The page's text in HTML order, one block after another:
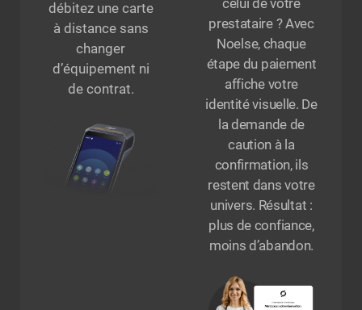
débitez une carte
à distance sans
changer
d’équipement ni
de contrat.
prestataire ? Avec
Noelse, chaque
étape du paiement
affiche votre
identité visuelle. De
la demande de
caution à la
confirmation, ils
restent dans votre
univers. Résultat :
plus de confiance,
moins d’abandon.